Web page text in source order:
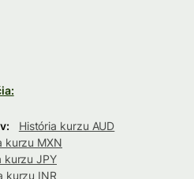
História kurzu AUD
kurzu MXN
kurzu JPY
kurzu INR